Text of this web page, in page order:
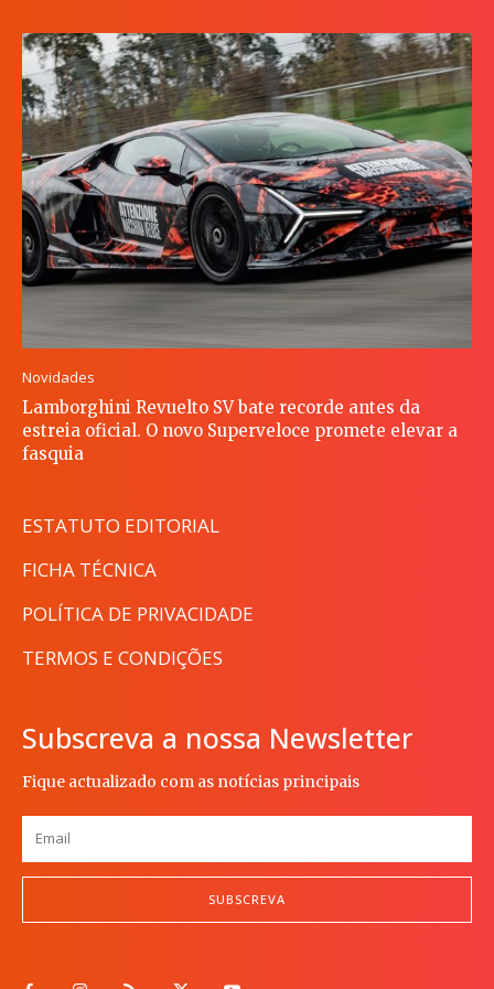
Novidades
Lamborghini Revuelto SV bate recorde antes da
estreia oficial. O novo Superveloce promete elevar a
fasquia
ESTATUTO EDITORIAL
FICHA TÉCNICA
POLÍTICA DE PRIVACIDADE
TERMOS E CONDIÇÕES
Subscreva a nossa Newsletter
Fique actualizado com as notícias principais
SUBSCREVA